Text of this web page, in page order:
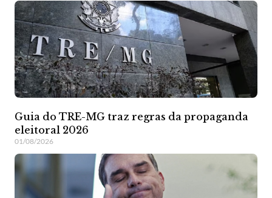
Guia do TRE-MG traz regras da propaganda
eleitoral 2026
01/08/2026